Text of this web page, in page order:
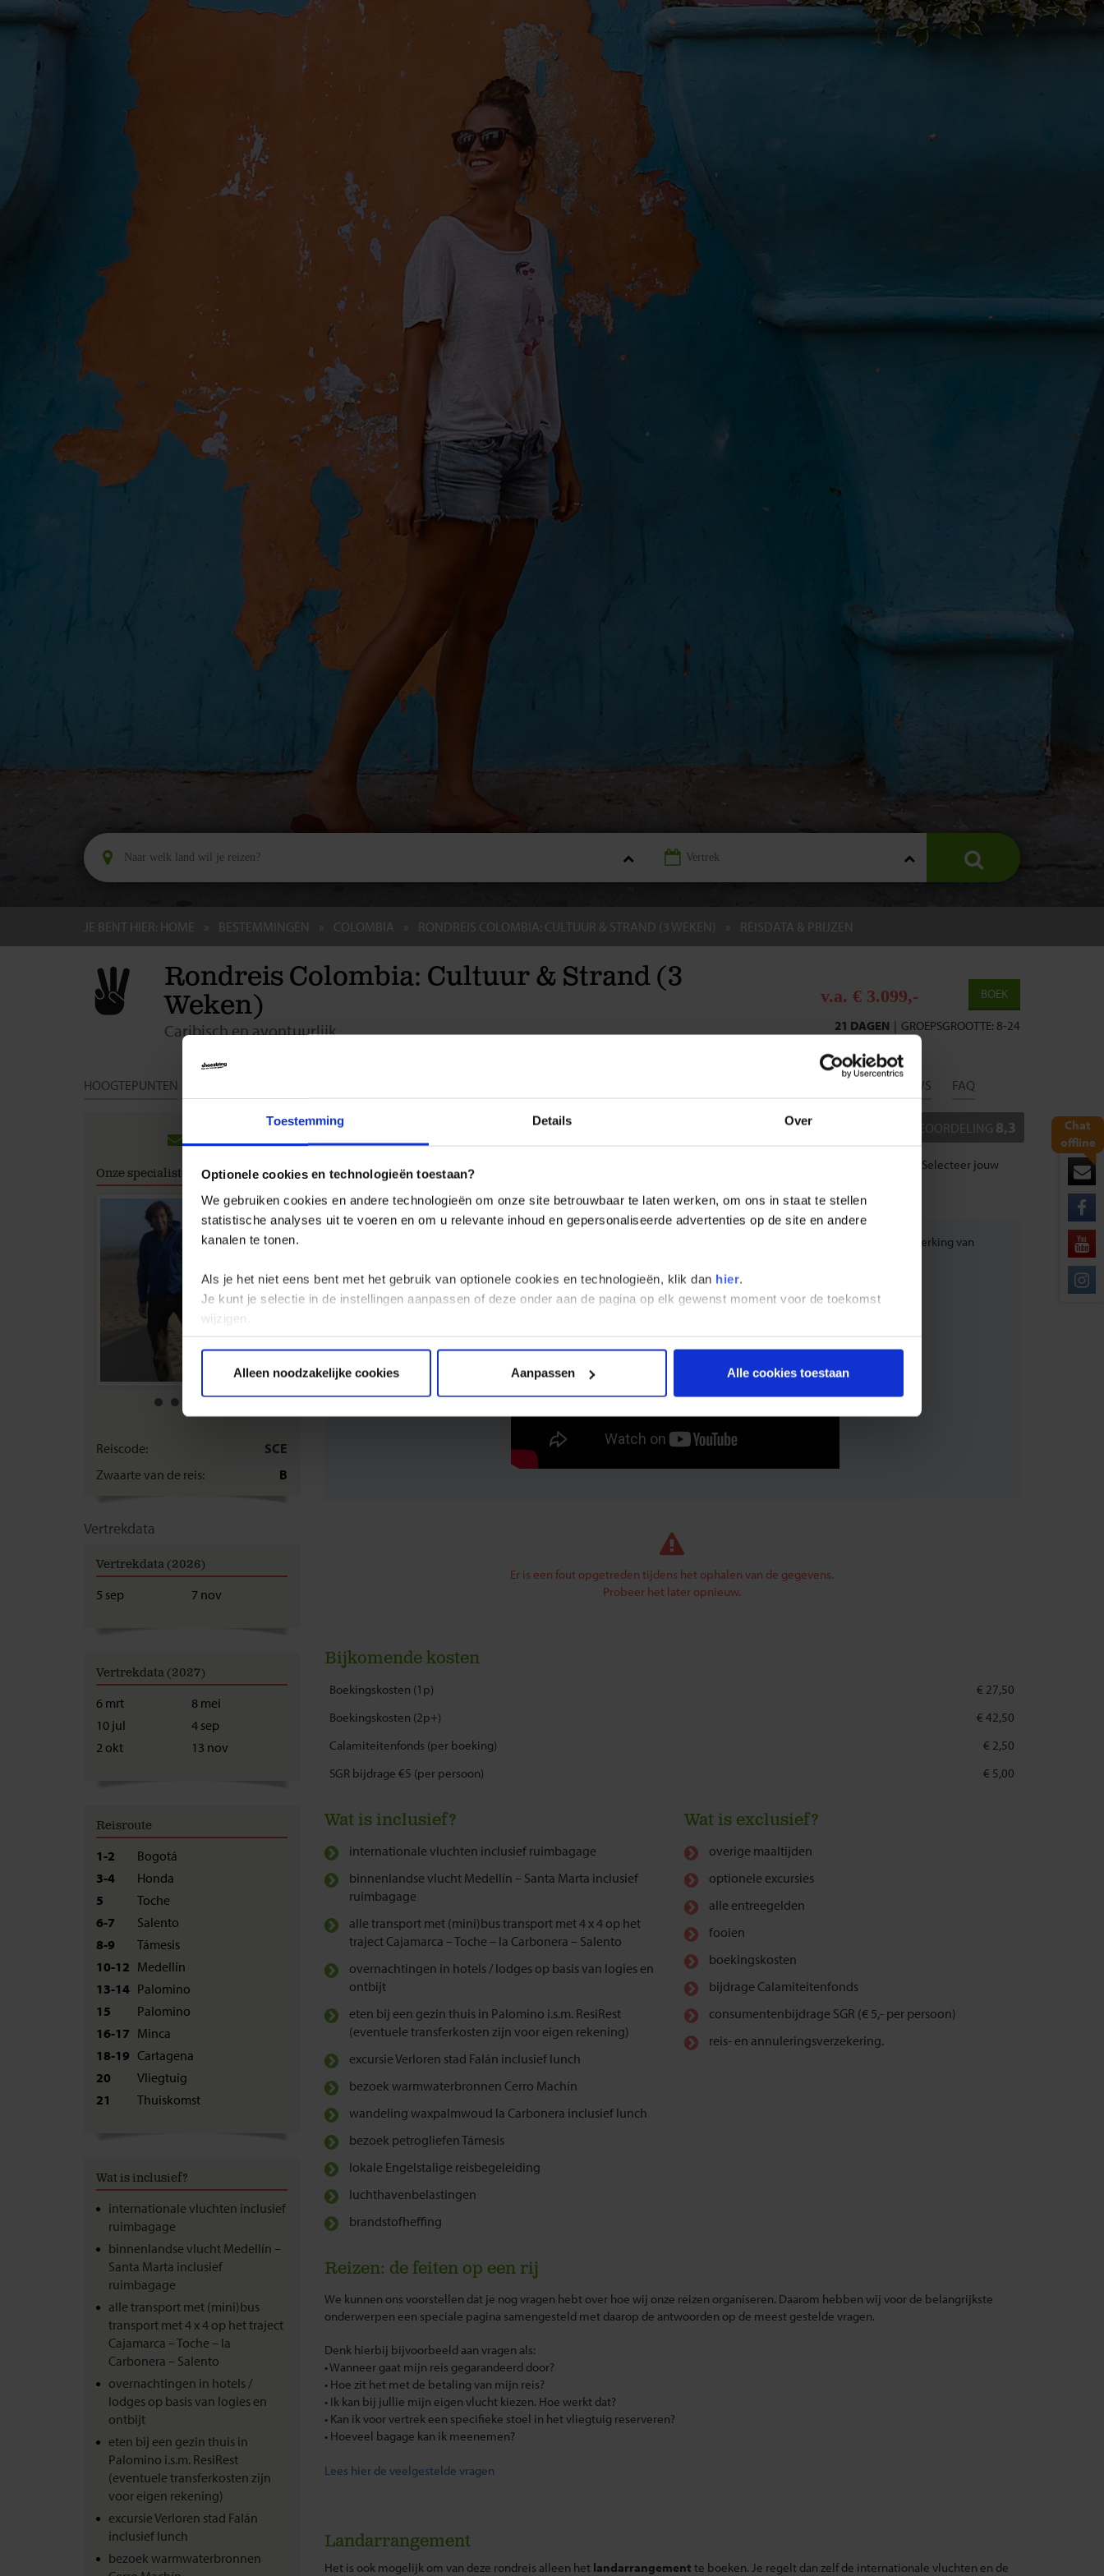
Toestemming Details Over
Optionele cookies en technologieën toestaan?
We gebruiken cookies en andere technologieën om onze site betrouwbaar te laten werken, om ons in staat te stellen
statistische analyses uit te voeren en om u relevante inhoud en gepersonaliseerde advertenties op de site en andere
kanalen te tonen.
Als je het niet eens bent met het gebruik van optionele cookies en technologieën, klik dan hier.
Je kunt je selectie in de instellingen aanpassen of deze onder aan de pagina op elk gewenst moment voor de toekomst
wijzigen.
Alleen noodzakelijke cookies
Aanpassen Alle cookies toestaan
Chat
offline
JE BENT HIER: HOME BESTEMMINGEN COLOMBIA RONDREIS COLOMBIA: CULTUUR & STRAND (3 WEKEN) REISDATA & PRIJZEN
Rondreis Colombia: Cultuur & Strand (3
Weken)
Caribisch en avontuurlijk
BOEK
v.a. € 3.099,-
GROEPSGROOTTE: 8-24
|
21 DAGEN
HOOGTEPUNTEN REVIEWS FAQ
Onze specialisten
Reiscode:
SCE
Zwaarte van de reis:
B
Vertrekdata
Vertrekdata (2026)
5 sep 7 nov
Vertrekdata (2027)
6 mrt
8 mei
10 jul
4 sep
2 okt
13 nov
Reisroute
1-2
Bogotá
3-4
Honda
5
Toche
6-7
Salento
8-9
Támesis
10-12 Medellín
13-14 Palomino
15
Palomino
16-17 Minca
18-19 Cartagena
20
Vliegtuig
21
Thuiskomst
Wat is inclusief?
internationale vluchten inclusief
ruimbagage
binnenlandse vlucht Medellín –
Santa Marta inclusief
ruimbagage
alle transport met (mini)bus
transport met 4 x 4 op het traject
Cajamarca – Toche – la
Carbonera – Salento
overnachtingen in hotels /
lodges op basis van logies en
ontbijt
eten bij een gezin thuis in
Palomino i.s.m. ResiRest
(eventuele transferkosten zijn
voor eigen rekening)
excursie Verloren stad Falán
inclusief lunch
bezoek warmwaterbronnen
Groepsreis voor de single- en soloreiziger
Hieronder vind je een overzicht met de reisdata en prijzen van deze Rondreis Colombia: Cultuur & Strand (3 Weken) . Selecteer jouw
ideale vertrekdatum en vraag jouw reis aan.
Antwoorden op de meest gestelde vragen over ons beleid rondom vluchten plus een heldere uitleg over de werking van
BEOORDELING 8,3
Er is een fout opgetreden tijdens het ophalen van de gegevens.
Probeer het later opnieuw.
Bijkomende kosten
Boekingskosten (1p)
€ 27,50
Boekingskosten (2p+)
€ 42,50
Calamiteitenfonds (per boeking)
€ 2,50
SGR bijdrage €5 (per persoon)
€ 5,00
Wat is inclusief?
internationale vluchten inclusief ruimbagage
binnenlandse vlucht Medellín – Santa Marta inclusief
ruimbagage
alle transport met (mini)bus transport met 4 x 4 op het
traject Cajamarca – Toche – la Carbonera – Salento
overnachtingen in hotels / lodges op basis van logies en
ontbijt
eten bij een gezin thuis in Palomino i.s.m. ResiRest
(eventuele transferkosten zijn voor eigen rekening)
excursie Verloren stad Falán inclusief lunch
bezoek warmwaterbronnen Cerro Machín
wandeling waxpalmwoud la Carbonera inclusief lunch
bezoek petrogliefen Támesis
lokale Engelstalige reisbegeleiding
luchthavenbelastingen
brandstofheffing
Wat is exclusief?
overige maaltijden
optionele excursies
alle entreegelden
fooien
boekingskosten
bijdrage Calamiteitenfonds
consumentenbijdrage SGR (€ 5,- per persoon)
reis- en annuleringsverzekering.
Reizen: de feiten op een rij
We kunnen ons voorstellen dat je nog vragen hebt over hoe wij onze reizen organiseren. Daarom hebben wij voor de belangrijkste
onderwerpen een speciale pagina samengesteld met daarop de antwoorden op de meest gestelde vragen.
Denk hierbij bijvoorbeeld aan vragen als:
• Wanneer gaat mijn reis gegarandeerd door?
• Hoe zit het met de betaling van mijn reis?
• Ik kan bij jullie mijn eigen vlucht kiezen. Hoe werkt dat?
• Kan ik voor vertrek een specifieke stoel in het vliegtuig reserveren?
• Hoeveel bagage kan ik meenemen?
Lees hier de veelgestelde vragen
Landarrangement
Het is ook mogelijk om van deze rondreis alleen het landarrangement te boeken. Je regelt dan zelf de internationale vluchten en de